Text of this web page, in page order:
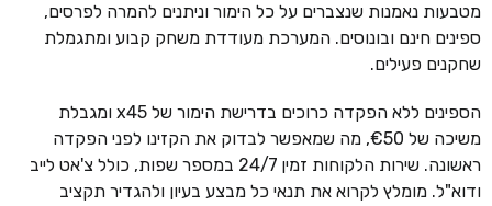
מטבעות נאמנות שנצברים על כל הימור וניתנים להמרה לפרסים,
ספינים חינם ובונוסים. המערכת מעודדת משחק קבוע ומתגמלת
שחקנים פעילים.
הספינים ללא הפקדה כרוכים בדרישת הימור של x45 ומגבלת
משיכה של €50, מה שמאפשר לבדוק את הקזינו לפני הפקדה
ראשונה. שירות הלקוחות זמין 24/7 במספר שפות, כולל צ'אט לייב
ודוא"ל. מומלץ לקרוא את תנאי כל מבצע בעיון ולהגדיר תקציב